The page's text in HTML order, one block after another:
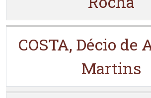
COSTA, Décio de
Martins